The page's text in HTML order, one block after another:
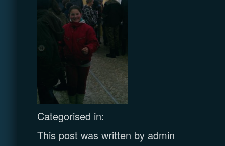
Categorised in:
This post was written by admin